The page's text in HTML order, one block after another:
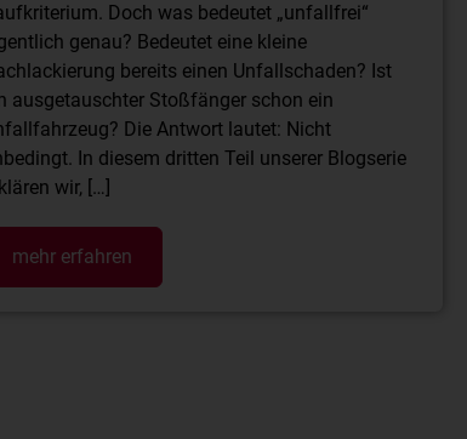
Doch was bedeutet „unfallfrei“
genau? Bedeutet eine kleine
bereits einen Unfallschaden? Ist
ausgetauschter Stoßfänger schon ein
Die Antwort lautet: Nicht
In diesem dritten Teil unserer Blogserie
wir, […]
mehr erfahren